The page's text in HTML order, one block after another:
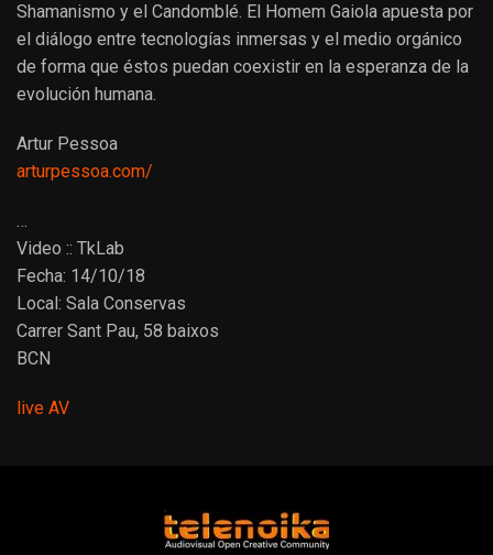
Shamanismo y el Candomblé. El Homem Gaiola apuesta por
el diálogo entre tecnologías inmersas y el medio orgánico
de forma que éstos puedan coexistir en la esperanza de la
evolución humana.
Artur Pessoa
arturpessoa.com/
…
Video :: TkLab
Fecha: 14/10/18
Local: Sala Conservas
Carrer Sant Pau, 58 baixos
BCN
live AV